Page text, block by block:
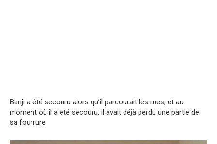
Benji a été secouru alors qu’il parcourait les rues, et au
moment où il a été secouru, il avait déjà perdu une partie de
sa fourrure.